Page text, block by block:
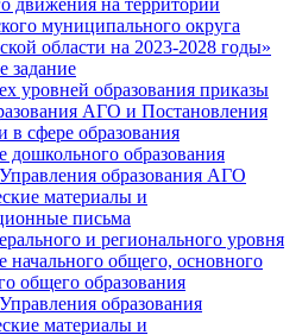
движения на территории
муниципального округа
области на 2023-2028 годы»
задание
уровней образования приказы
АГО и Постановления
сфере образования
дошкольного образования
образования АГО
материалы и
письма
и регионального уровня
начального общего, основного
общего образования
образования
материалы и